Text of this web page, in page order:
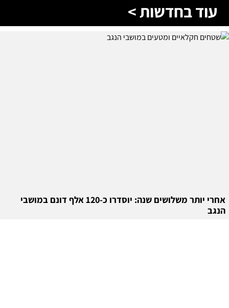
עוד בחדשות >
אחרי יותר משלושים שנה: יוסדרו כ-120 אלף דונם במושבי
הנגב